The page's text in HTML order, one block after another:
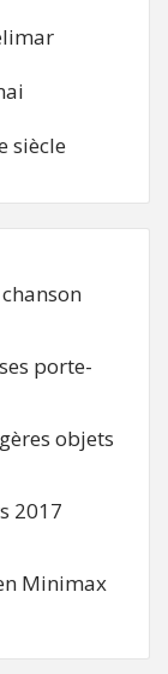
siècle
porte-
objets
2017
Minimax